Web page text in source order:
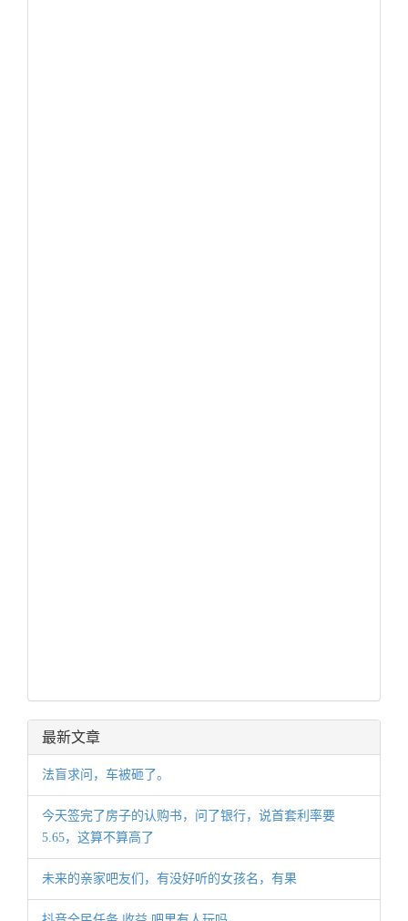
最新文章
法盲求问，车被砸了。
今天签完了房子的认购书，问了银行，说首套利率要
5.65，这算不算高了
未来的亲家吧友们，有没好听的女孩名，有果